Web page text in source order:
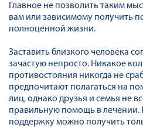
Главное не позволить таким
вам или зависимому получить
полноценной жизни.
Заставить близкого человека
зачастую непросто. Никакое
противостояния никогда не
предпочитают полагаться на
лиц, однако друзья и семья не
правильную помощь в лечении.
поддержку можно получить